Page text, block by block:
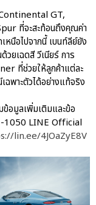
GT,
ที่จะสะท้อนถึงคุณค่า
หนือไปจากนี้ เบนท์ลีย์ยัง
ยเฉดสี วีเนียร์ การ
ที่ช่วยให้ลูกค้าแต่ละ
พาะตัวได้อย่างแท้จริง
อมูลเพิ่มเติมและข้อ
1050 LINE Official
lin.ee/4JOaZyE8V